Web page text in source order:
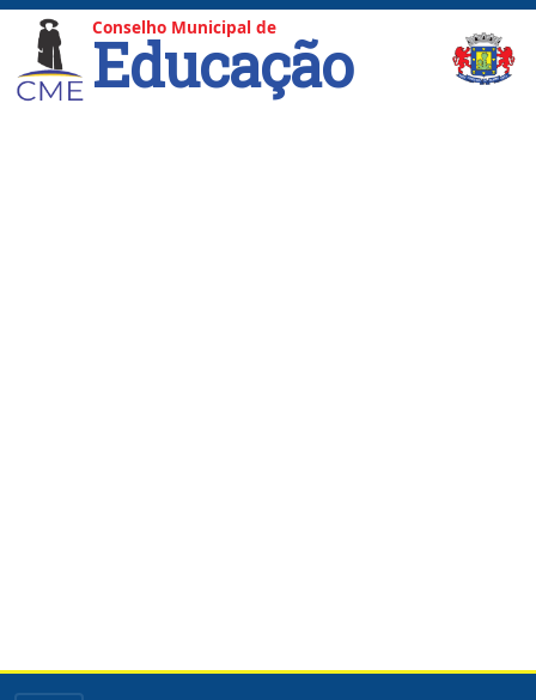
Conselho Municipal de
Educação